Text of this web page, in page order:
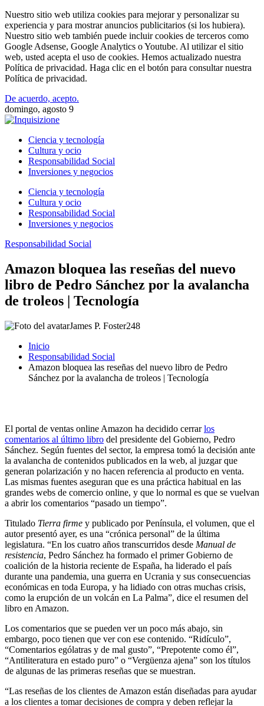
Nuestro sitio web utiliza cookies para mejorar y personalizar su
experiencia y para mostrar anuncios publicitarios (si los hubiera).
Nuestro sitio web también puede incluir cookies de terceros como
Google Adsense, Google Analytics o Youtube. Al utilizar el sitio
web, usted acepta el uso de cookies. Hemos actualizado nuestra
Política de privacidad. Haga clic en el botón para consultar nuestra
Política de privacidad.
De acuerdo, acepto.
domingo, agosto 9
Ciencia y tecnología
Cultura y ocio
Responsabilidad Social
Inversiones y negocios
Ciencia y tecnología
Cultura y ocio
Responsabilidad Social
Inversiones y negocios
Responsabilidad Social
Amazon bloquea las reseñas del nuevo
libro de Pedro Sánchez por la avalancha
de troleos | Tecnología
James P. Foster248
Inicio
Responsabilidad Social
Amazon bloquea las reseñas del nuevo libro de Pedro
Sánchez por la avalancha de troleos | Tecnología
El portal de ventas online Amazon ha decidido cerrarlos
comentarios al último libro del presidente del Gobierno, Pedro
Sánchez. Según fuentes del sector, la empresa tomó la decisión ante
la avalancha de contenidos publicados en la web, al juzgar que
generan polarización y no hacen referencia al producto en venta.
Las mismas fuentes aseguran que es una práctica habitual en las
grandes webs de comercio online, y que lo normal es que se vuelvan
a abrir los comentarios “pasado un tiempo”.
Titulado Tierra firme y publicado por Península, el volumen, que el
autor presentó ayer, es una “crónica personal” de la última
legislatura. “En los cuatro años transcurridos desde Manual de
resistencia, Pedro Sánchez ha formado el primer Gobierno de
coalición de la historia reciente de España, ha liderado el país
durante una pandemia, una guerra en Ucrania y sus consecuencias
económicas en toda Europa, y ha lidiado con otras muchas crisis,
como la erupción de un volcán en La Palma”, dice el resumen del
libro en Amazon.
Los comentarios que se pueden ver un poco más abajo, sin
embargo, poco tienen que ver con ese contenido. “Ridículo”,
“Comentarios ególatras y de mal gusto”, “Prepotente como él”,
“Antiliteratura en estado puro” o “Vergüenza ajena” son los títulos
de algunas de las primeras reseñas que se muestran.
“Las reseñas de los clientes de Amazon están diseñadas para ayudar
a los clientes a tomar decisiones de compra y deben reflejar la